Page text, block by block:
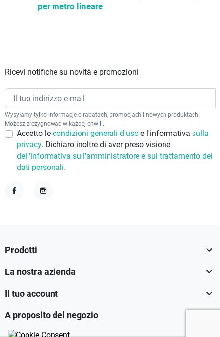
per metro lineare
Ricevi notifiche su novità e promozioni
Wysyłamy tylko informacje o rabatach, promocjach i nowych produktach.
Możesz zrezygnować w każdej chwili.
Accetto le condizioni generali d'uso e l'informativa sulla
privacy. Dichiaro inoltre di aver preso visione
dell'informativa sull'amministratore e sul trattamento dei
dati personali.
Prodotti 
La nostra azienda 
Il tuo account 
A proposito del negozio